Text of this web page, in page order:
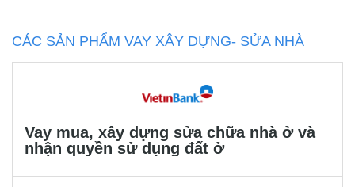
CÁC SẢN PHẨM VAY XÂY DỰNG- SỬA NHÀ
Vay mua, xây dựng sửa chữa nhà ở và
nhận quyền sử dụng đất ở